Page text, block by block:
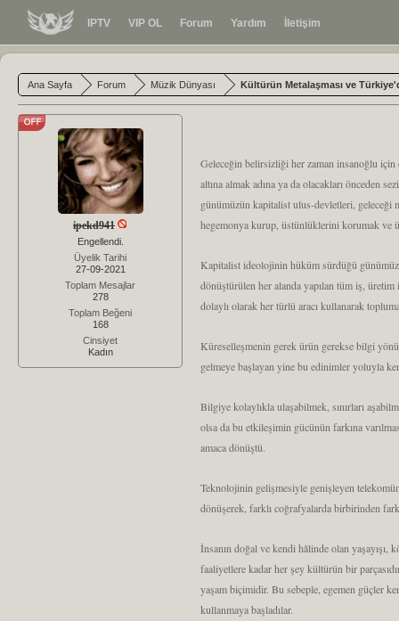
IPTV VIP OL Forum Yardım İletişim
Ana Sayfa Forum Müzik Dünyası Kültürün Metalaşması ve
ipekd941
Engellendi.
Üyelik Tarihi
27-09-2021
Toplam Mesajlar
278
Toplam Beğeni
168
Cinsiyet
Kadın
Geleceğin belirsizliği her zaman insanoğlu için
altına almak adına ya da olacakları önceden
günümüzün kapitalist ulus-devletleri, geleceği
hegemonya kurup, üstünlüklerini korumak ve
Kapitalist ideolojinin hüküm sürdüğü
dönüştürülen her alanda yapılan tüm iş,
dolaylı olarak her türlü aracı kullanarak
Küreselleşmenin gerek ürün gerekse bilgi
gelmeye başlayan yine bu edinimler yoluyla
Bilgiye kolaylıkla ulaşabilmek, sınırları
olsa da bu etkileşimin gücünün farkına
amaca dönüştü.
Teknolojinin gelişmesiyle genişleyen
dönüşerek, farklı coğrafyalarda birbirinden
İnsanın doğal ve kendi hâlinde olan
faaliyetlere kadar her şey kültürün bir
yaşam biçimidir. Bu sebeple, egemen güçler
kullanmaya başladılar.